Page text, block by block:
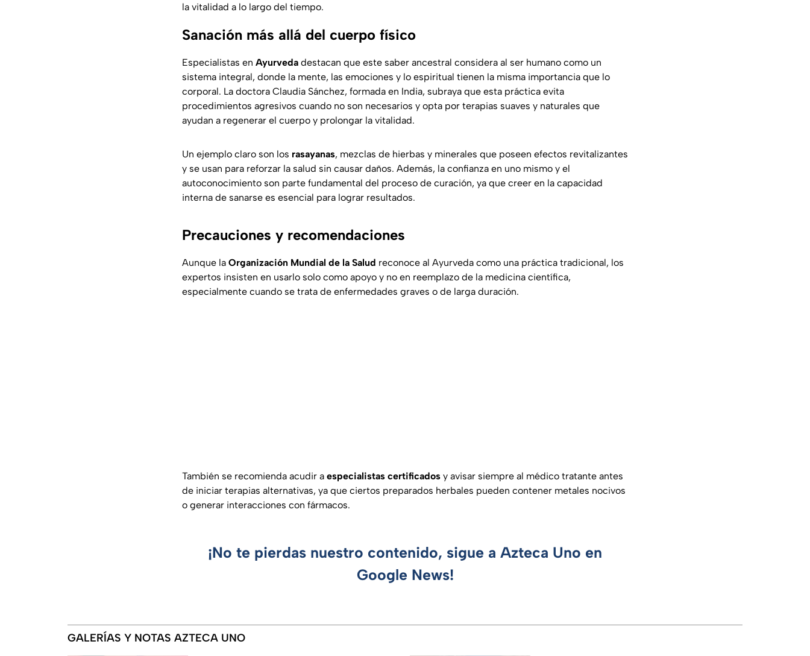
la vitalidad a lo largo del tiempo.
Sanación más allá del cuerpo físico
Especialistas en Ayurveda destacan que este saber ancestral considera al ser humano como un
sistema integral, donde la mente, las emociones y lo espiritual tienen la misma importancia que lo
corporal. La doctora Claudia Sánchez, formada en India, subraya que esta práctica evita
procedimientos agresivos cuando no son necesarios y opta por terapias suaves y naturales que
ayudan a regenerar el cuerpo y prolongar la vitalidad.
Un ejemplo claro son los rasayanas, mezclas de hierbas y minerales que poseen efectos revitalizantes
y se usan para reforzar la salud sin causar daños. Además, la confianza en uno mismo y el
autoconocimiento son parte fundamental del proceso de curación, ya que creer en la capacidad
interna de sanarse es esencial para lograr resultados.
Precauciones y recomendaciones
Aunque la Organización Mundial de la Salud reconoce al Ayurveda como una práctica tradicional, los
expertos insisten en usarlo solo como apoyo y no en reemplazo de la medicina científica,
especialmente cuando se trata de enfermedades graves o de larga duración.
También se recomienda acudir a especialistas certificados y avisar siempre al médico tratante antes
de iniciar terapias alternativas, ya que ciertos preparados herbales pueden contener metales nocivos
o generar interacciones con fármacos.
¡No te pierdas nuestro contenido, sigue a Azteca Uno en
Google News!
GALERÍAS Y NOTAS AZTECA UNO